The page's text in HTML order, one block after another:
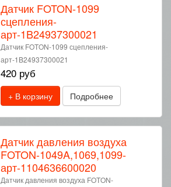
Датчик FOTON-1099
сцепления-
арт-1B24937300021
Датчик FOTON-1099 сцепления-
арт-1B24937300021
420 руб
+ В корзину Подробнее
Датчик давления воздуха
FOTON-1049A,1069,1099-
арт-1104636600020
Датчик давления воздуха FOTON-